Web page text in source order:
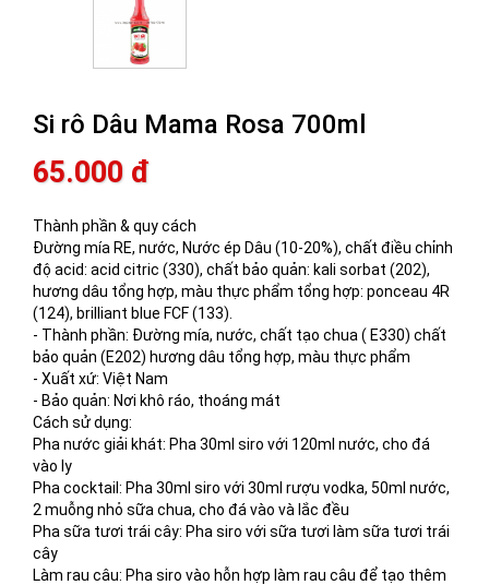
Si rô Dâu Mama Rosa 700ml
65.000 đ
Thành phần & quy cách
Đường mía RE, nước, Nước ép Dâu (10-20%), chất điều chỉnh
độ acid: acid citric (330), chất bảo quản: kali sorbat (202),
hương dâu tổng hợp, màu thực phẩm tổng hợp: ponceau 4R
(124), brilliant blue FCF (133).
- Thành phần: Đường mía, nước, chất tạo chua ( E330) chất
bảo quản (E202) hương dâu tổng hợp, màu thực phẩm
- Xuất xứ: Việt Nam
- Bảo quản: Nơi khô ráo, thoáng mát
Cách sử dụng:
Pha nước giải khát: Pha 30ml siro với 120ml nước, cho đá
vào ly
Pha cocktail: Pha 30ml siro với 30ml rượu vodka, 50ml nước,
2 muỗng nhỏ sữa chua, cho đá vào và lắc đều
Pha sữa tươi trái cây: Pha siro với sữa tươi làm sữa tươi trái
cây
Làm rau câu: Pha siro vào hỗn hợp làm rau câu để tạo thêm